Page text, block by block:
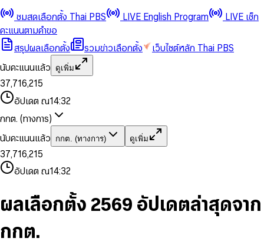
ชมสดเลือกตั้ง Thai PBS LIVE English Program
LIVE เช็ก
คะแนนตามคำขอ
สรุปผลเลือกตั้ง
รวมข่าวเลือกตั้ง
เว็บไซต์หลัก Thai PBS
นับคะแนนแล้ว
ดูเพิ่ม
0
1
2
3
4
5
6
8
9
0
1
2
3
4
5
6
7
8
9
,
0
1
2
4
6
7
8
9
0
1
2
3
4
5
6
7
8
9
0
1
3
5
6
7
8
9
,
1
2
4
5
7
8
9
0
1
3
4
6
7
8
9
0
2
3
4
5
7
8
อัปเดต ณ14:32
กกต. (ทางการ)
นับคะแนนแล้ว
กกต. (ทางการ) ดูเพิ่ม
0
1
2
3
4
5
7
8
0
1
2
4
5
6
7
8
9
,
0
1
2
4
6
7
8
9
0
1
2
3
5
6
8
9
0
1
3
5
6
7
8
,
1
2
4
6
7
9
0
1
3
5
6
8
9
0
2
3
4
5
7
9
อัปเดต ณ14:32
ผลเลือกตั้ง 2569 อัปเดตล่าสุดจาก
กกต.